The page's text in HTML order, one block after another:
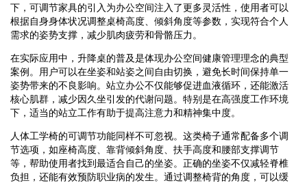
下，可调节家具的引入为办公空间注入了更多灵活性，使用者可以
根据自身身体状况调整桌椅高度、倾斜角度等参数，实现符合个人
需求的姿势支撑，减少肌肉疲劳和骨骼压力。
在实际应用中，升降桌的普及是体现办公空间健康管理理念的典型
案例。用户可以在坐姿和站姿之间自由切换，避免长时间保持单一
姿势带来的不良影响。站立办公不仅能够促进血液循环，还能激活
核心肌群，减少因久坐引发的代谢问题。特别是在高强度工作环境
下，适当的站立工作有助于提高注意力和精神集中度。
人体工学椅的可调节功能同样不可忽视。这类椅子通常配备多个调
节选项，如座椅高度、靠背倾斜角度、扶手高度和腰部支撑调节
等，帮助使用者找到最适合自己的坐姿。正确的坐姿不仅减轻脊椎
负担，还能有效预防职业病的发生。通过调整椅背的角度，可以缓